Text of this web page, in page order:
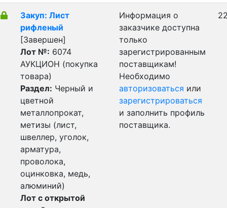
Закуп: Лист
рифленый
[Завершен]
Лот №: 6074
АУКЦИОН (покупка
товара)
Раздел: Черный и
цветной
металлопрокат,
метизы (лист,
швеллер, уголок,
арматура,
проволока,
оцинковка, медь,
алюминий)
Лот с открытой
Информация о
заказчике доступна
только
зарегистрированным
поставщикам!
Необходимо
авторизоваться или
зарегистрироваться
и заполнить профиль
поставщика.